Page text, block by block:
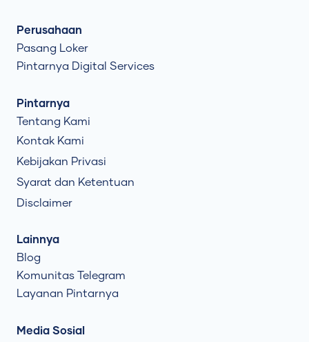
Perusahaan
Pasang Loker
Pintarnya Digital Services
Pintarnya
Tentang Kami
Kontak Kami
Kebijakan Privasi
Syarat dan Ketentuan
Disclaimer
Lainnya
Blog
Komunitas Telegram
Layanan Pintarnya
Media Sosial